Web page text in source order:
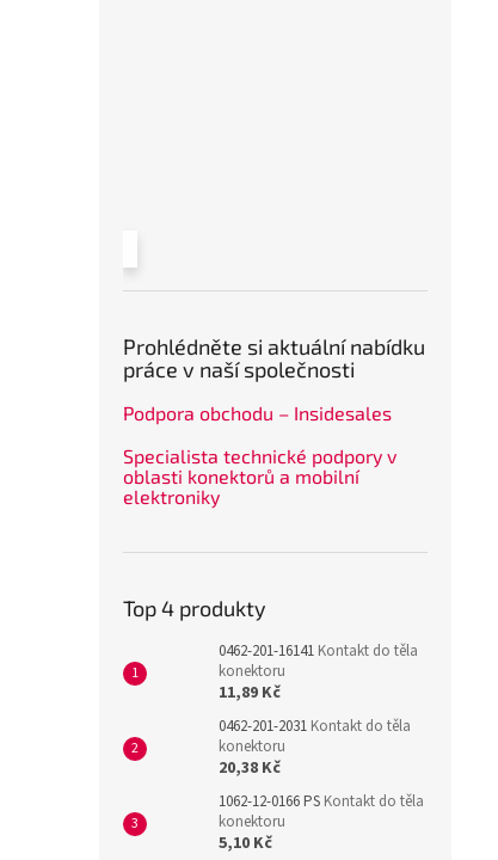
Prohlédněte si aktuální nabídku
práce v naší společnosti
Podpora obchodu – Insidesales
Specialista technické podpory v
oblasti konektorů a mobilní
elektroniky
Top 4 produkty
0462-201-16141 Kontakt do těla
konektoru
11,89 Kč
0462-201-2031 Kontakt do těla
konektoru
20,38 Kč
1062-12-0166 PS Kontakt do těla
konektoru
5,10 Kč